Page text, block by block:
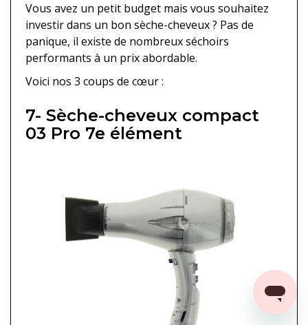
Vous avez un petit budget mais vous souhaitez
investir dans un bon sèche-cheveux ? Pas de
panique, il existe de nombreux séchoirs
performants à un prix abordable.
Voici nos 3 coups de cœur :
7- Sèche-cheveux compact
03 Pro 7e élément